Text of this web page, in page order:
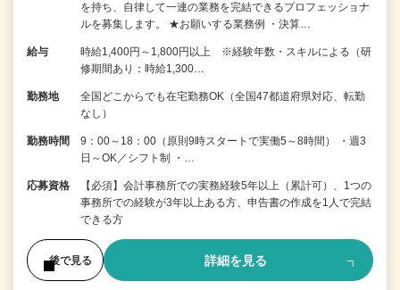
を持ち、自律して一連の業務を完結できるプロフェッショナ
ルを募集します。 ★お願いする業務例 ・決算…
給与
時給1,400円～1,800円以上 ※経験年数・スキルによる（研
修期間あり：時給1,300…
勤務地
全国どこからでも在宅勤務OK（全国47都道府県対応、転勤
なし）
勤務時間
9：00～18：00（原則9時スタートで実働5～8時間） ・週3
日～OK／シフト制 ・…
応募資格
【必須】会計事務所での実務経験5年以上（累計可）、1つの
事務所での経験が3年以上ある方、申告書の作成を1人で完結
できる方
後で見る 詳細を見る